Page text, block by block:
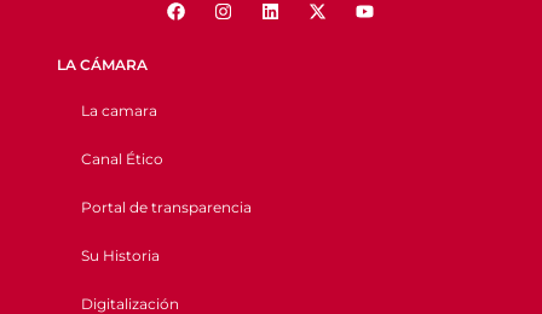
LA CÁMARA
La camara
Canal Ético
Portal de transparencia
Su Historia
Digitalización